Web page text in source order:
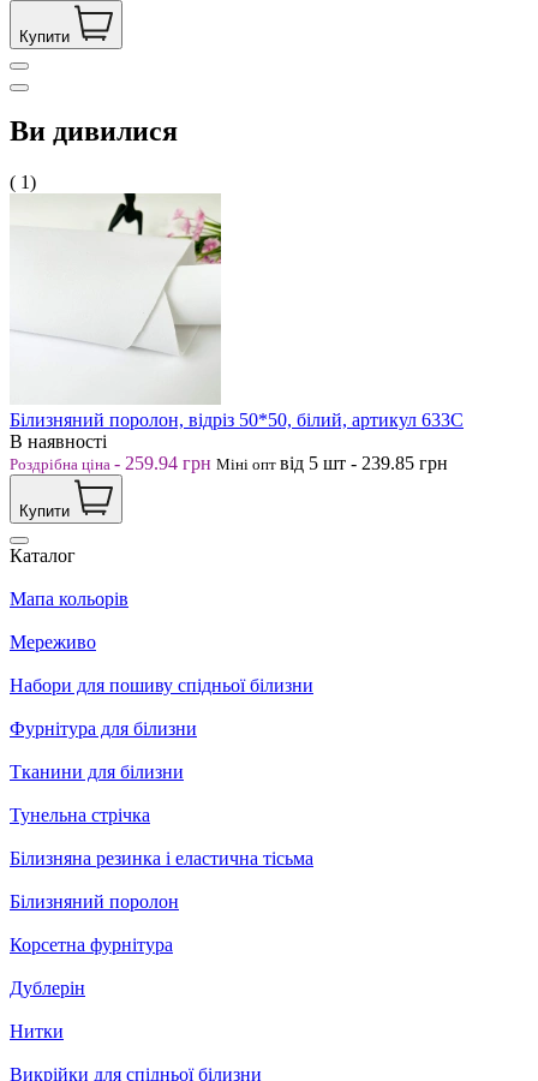
Купити
Ви дивилися
( 1)
Білизняний поролон, відріз 50*50, білий, артикул 633С
В наявності
Роздрібна ціна - 259.94 грн Міні опт від 5 шт - 239.85 грн
Купити
Каталог
Мапа кольорів
Мереживо
Набори для пошиву спідньої білизни
Фурнітура для білизни
Тканини для білизни
Тунельна стрічка
Білизняна резинка і еластична тісьма
Білизняний поролон
Корсетна фурнітура
Дублерін
Нитки
Викрійки для спідньої білизни